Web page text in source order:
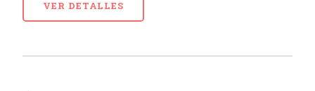
VER DETALLES